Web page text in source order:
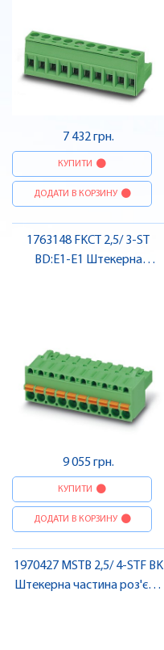
7 432 грн.
КУПИТИ
ДОДАТИ В КОРЗИНУ
1763148 FKCT 2,5/ 3-ST
BD:E1-E1 Штекерна
9 055 грн.
КУПИТИ
ДОДАТИ В КОРЗИНУ
1970427 MSTB 2,5/ 4-STF BK
Штекерна частина роз'єму